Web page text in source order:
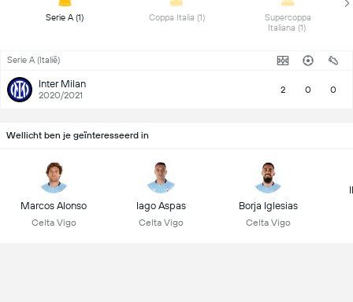
Coppa Italia (1)
Supercoppa
Serie A (Italië)
Inter Milan
2020/2021 2 0 0
Wellicht ben je geïnteresseerd in
Marcos Alonso
Celta Vigo
Iago Aspas
Celta Vigo
Borja Iglesias
Celta Vigo